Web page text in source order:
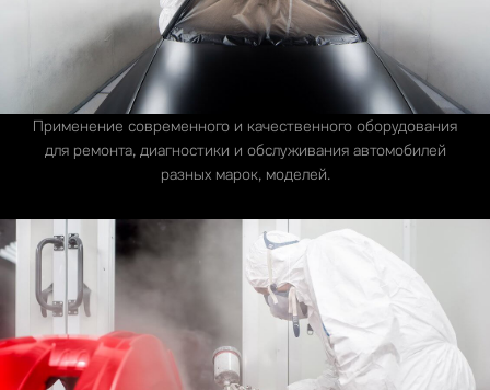
Применение современного и качественного оборудования
для ремонта, диагностики и обслуживания автомобилей
разных марок, моделей.